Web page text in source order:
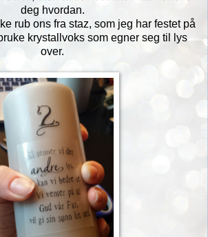
deg hvordan.
rub ons fra staz, som jeg har festet på
krystallvoks som egner seg til lys
over.